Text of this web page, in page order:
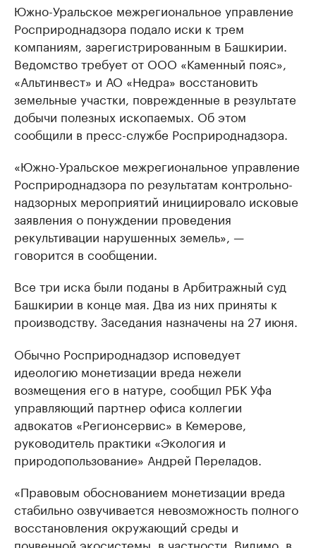
Южно-Уральское межрегиональное управление
Росприроднадзора подало иски к трем
компаниям, зарегистрированным в Башкирии.
Ведомство требует от ООО «Каменный пояс»,
«Альтинвест» и АО «Недра» восстановить
земельные участки, поврежденные в результате
добычи полезных ископаемых. Об этом
сообщили в пресс-службе Росприроднадзора.
«Южно-Уральское межрегиональное управление
Росприроднадзора по результатам контрольно-
надзорных мероприятий инициировало исковые
заявления о понуждении проведения
рекультивации нарушенных земель», —
говорится в сообщении.
Все три иска были поданы в Арбитражный суд
Башкирии в конце мая. Два из них приняты к
производству. Заседания назначены на 27 июня.
Обычно Росприроднадзор исповедует
идеологию монетизации вреда нежели
возмещения его в натуре, сообщил РБК Уфа
управляющий партнер офиса коллегии
адвокатов «Регионсервис» в Кемерове,
руководитель практики «Экология и
природопользование» Андрей Переладов.
«Правовым обоснованием монетизации вреда
стабильно озвучивается невозможность полного
восстановления окружающий среды и
почвенной экосистемы, в частности. Видимо, в